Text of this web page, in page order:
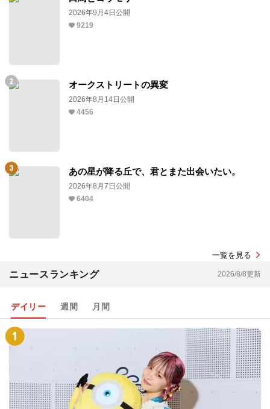
2026年9月4日公開
9219
オークストリートの異変
2026年8月14日公開
4456
あの星が降る丘で、君とまた出会いたい。
2026年8月7日公開
6404
一覧を見る
ニュースランキング 2026/8/8更新
デイリー 週間 月間